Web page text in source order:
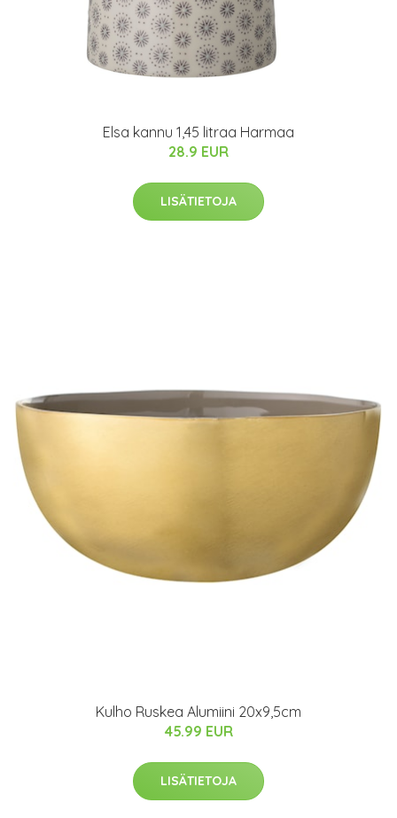
Elsa kannu 1,45 litraa Harmaa
28.9 EUR
LISÄTIETOJA
Kulho Ruskea Alumiini 20x9,5cm
45.99 EUR
LISÄTIETOJA